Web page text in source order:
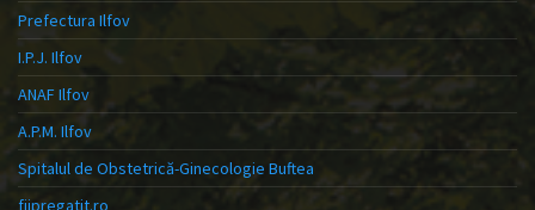
Prefectura Ilfov
I.P.J. Ilfov
ANAF Ilfov
A.P.M. Ilfov
Spitalul de Obstetrică-Ginecologie Buftea
fiipregatit.ro